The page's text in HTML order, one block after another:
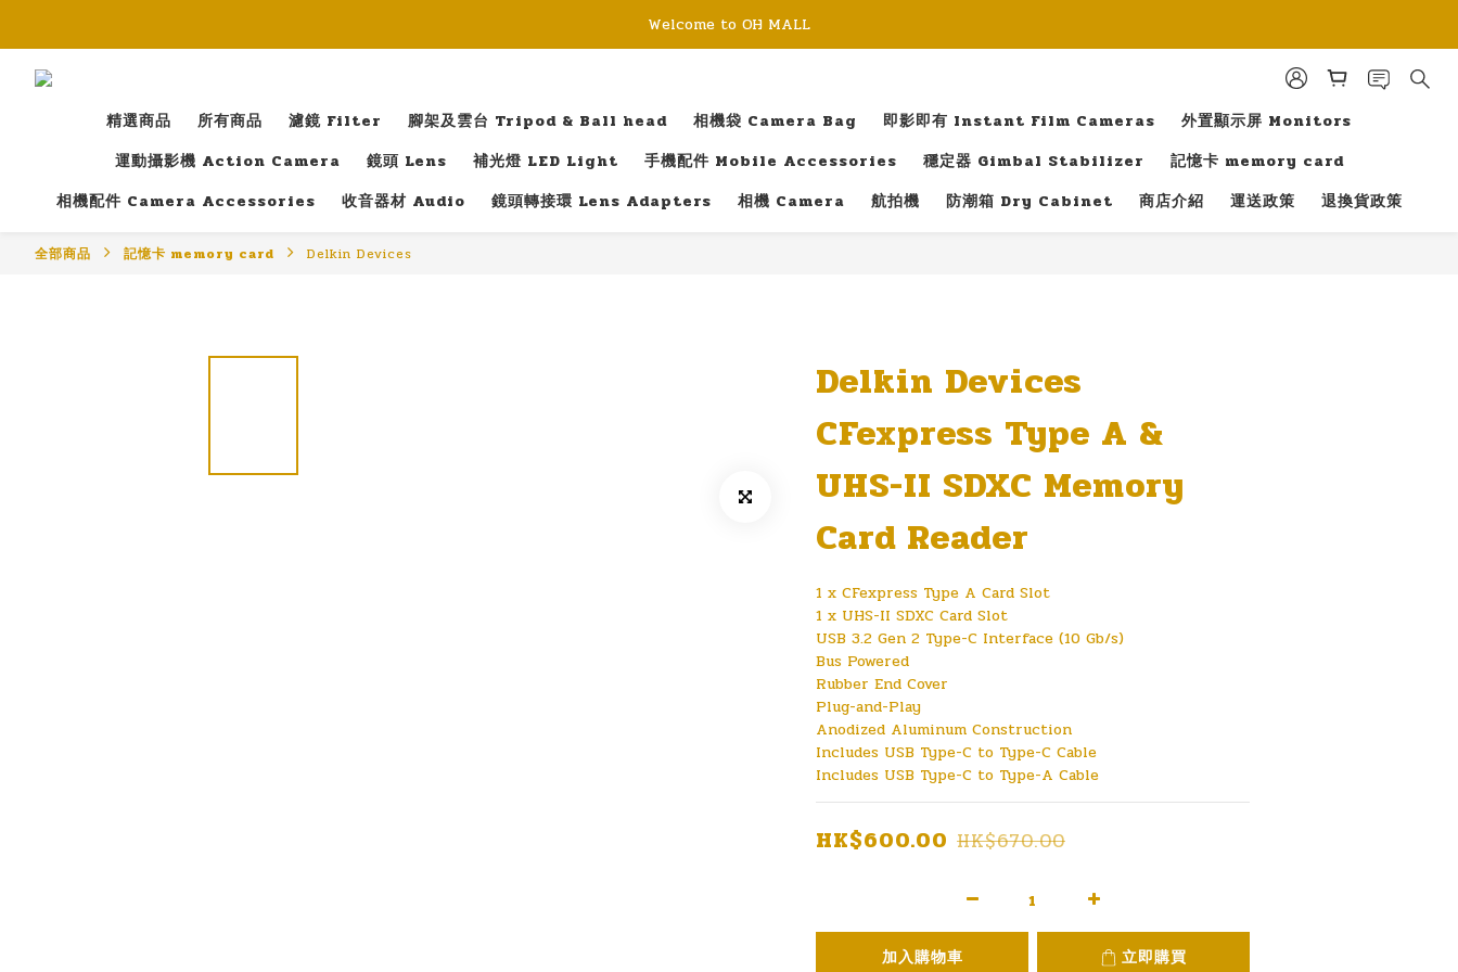
Welcome to OH MALL
精選商品 所有商品 濾鏡 Filter 腳架及雲台 Tripod & Ball head 相機袋 Camera Bag 即影即有 Instant Film Cameras
外置顯示屏 Monitors
運動攝影機 Action Camera
鏡頭 Lens 補光燈 LED Light 手機配件 Mobile Accessories 穩定器 Gimbal Stabilizer
記憶卡 memory card
相機配件 Camera Accessories
收音器材 Audio 鏡頭轉接環 Lens Adapters 相機 Camera 航拍機 防潮箱 Dry Cabinet 商店介紹 運送政策 退換貨政策
全部商品 記憶卡 memory card Delkin Devices
Delkin Devices
CFexpress Type A &
UHS-II SDXC Memory
Card Reader
1 x CFexpress Type A Card Slot
1 x UHS-II SDXC Card Slot
USB 3.2 Gen 2 Type-C Interface (10 Gb/s)
Bus Powered
Rubber End Cover
Plug-and-Play
Anodized Aluminum Construction
Includes USB Type-C to Type-C Cable
Includes USB Type-C to Type-A Cable
HK$600.00 HK$670.00
加入購物車 立即購買